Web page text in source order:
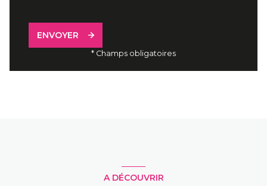
ENVOYER
* Champs obligatoires
A DÉCOUVRIR